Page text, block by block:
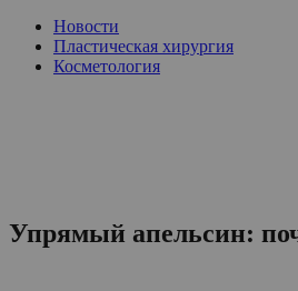
Новости
Пластическая хирургия
Косметология
Упрямый апельсин: